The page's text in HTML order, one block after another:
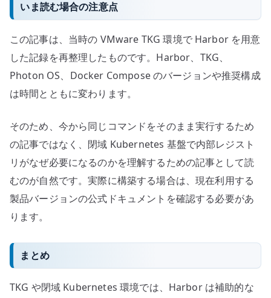
いま読む場合の注意点
この記事は、当時の VMware TKG 環境で Harbor を用意
した記録を再整理したものです。Harbor、TKG、
Photon OS、Docker Compose のバージョンや推奨構成
は時間とともに変わります。
そのため、今から同じコマンドをそのまま実行するため
の記事ではなく、閉域 Kubernetes 基盤で内部レジスト
リがなぜ必要になるのかを理解するための記事として読
むのが自然です。実際に構築する場合は、現在利用する
製品バージョンの公式ドキュメントを確認する必要があ
ります。
まとめ
TKG や閉域 Kubernetes 環境では、Harbor は補助的な